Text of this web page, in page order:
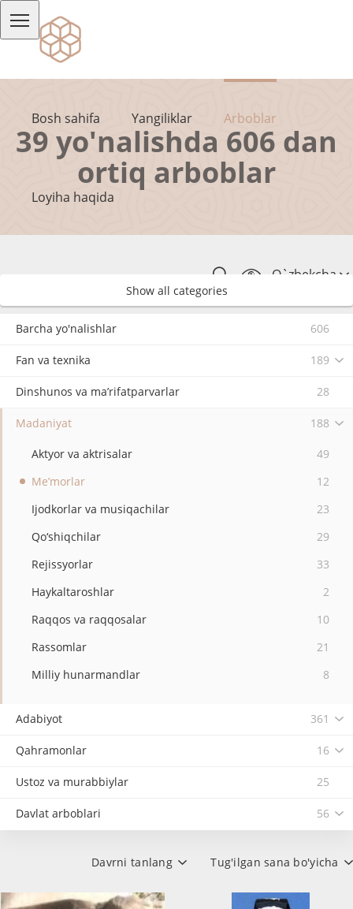
Bosh sahifa Yangiliklar Arboblar
Loyiha haqida
O`zbekcha
39 yo'nalishda 606 dan
ortiq arboblar
Show all categories
Barcha yo'nalishlar 606
Fan va texnika 189
Dinshunos va ma’rifatparvarlar 28
Madaniyat 188
Aktyor va aktrisalar
49
Me’morlar
12
Ijodkorlar va musiqachilar
23
Qo‘shiqchilar
29
Rejissyorlar
33
Haykaltaroshlar
2
Raqqos va raqqosalar
10
Rassomlar
21
Milliy hunarmandlar
8
Adabiyot 361
Qahramonlar 16
Ustoz va murabbiylar 25
Davlat arboblari 56
Tug'ilgan sana bo'yicha
Davrni tanlang